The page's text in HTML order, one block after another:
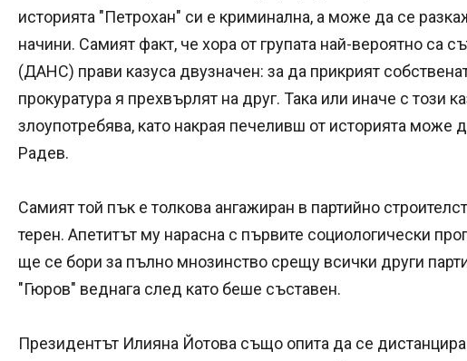
историята "Петрохан" си е криминална, а може да се
начини. Самият факт, че хора от групата най-вероятно са
(ДАНС) прави казуса двузначен: за да прикрият
прокуратура я прехвърлят на друг. Така или иначе с този
злоупотребява, като накрая печеливш от историята може
Радев.
Самият той пък е толкова ангажиран в партийно
терен. Апетитът му нарасна с първите социологически
ще се бори за пълно мнозинство срещу всички други
"Гюров" веднага след като беше съставен.
Президентът Илияна Йотова също опита да се